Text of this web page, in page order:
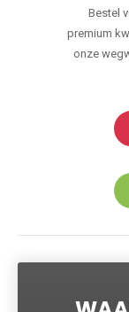
Bestel
premium
onze